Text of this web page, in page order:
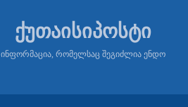
ქუთაისიპოსტი
ინფორმაცია, რომელსაც შეგიძლია ენდო